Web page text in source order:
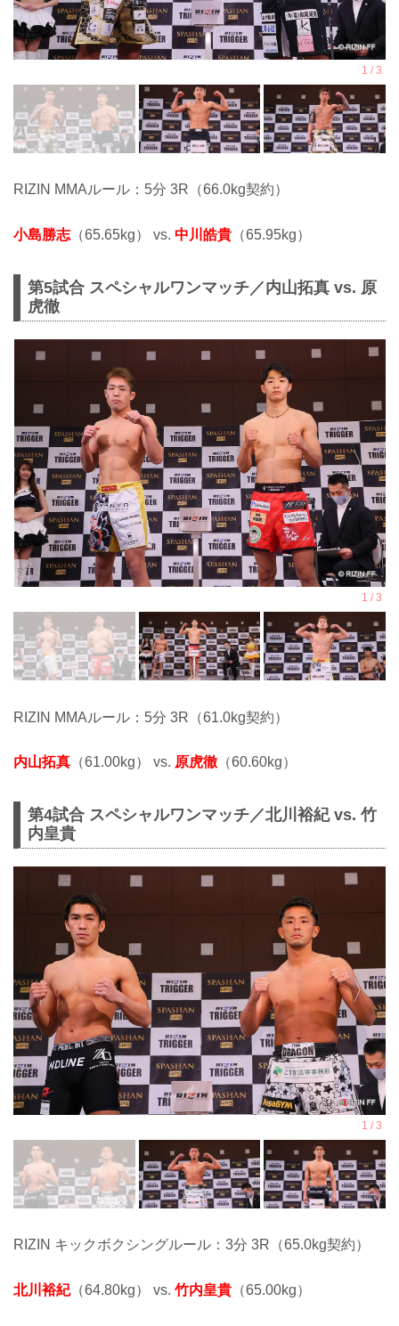
RIZIN MMAルール：5分 3R（66.0kg契約）
小島勝志 （65.65kg） vs. 中川皓貴 （65.95kg）
第5試合 スペシャルワンマッチ／内山拓真 vs. 原
虎徹
RIZIN MMAルール：5分 3R（61.0kg契約）
内山拓真 （61.00kg） vs. 原虎徹 （60.60kg）
第4試合 スペシャルワンマッチ／北川裕紀 vs. 竹
内皇貴
RIZIN キックボクシングルール：3分 3R（65.0kg契約）
北川裕紀（64.80kg） vs. 竹内皇貴 （65.00kg）